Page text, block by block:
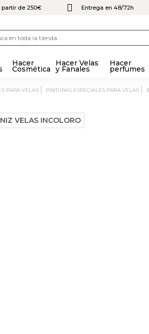
partir de 250€ Entrega en 48/72h
Hacer
Cosmética
Hacer Velas
y Fanales
Hacer
perfumes
PARA VELAS PINTURAS ESPECIALES PARA VELAS